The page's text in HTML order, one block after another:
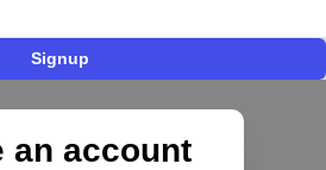
Signup
an account
su plataforma de
para empleados